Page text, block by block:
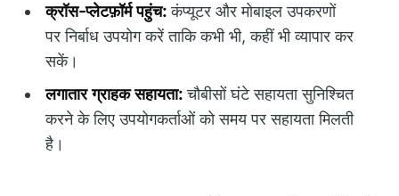
क्रॉस-प्लेटफ़ॉर्म पहुंच:कंप्यूटर और मोबाइल उपकरणों
पर निर्बाध उपयोग करें ताकि कभी भी, कहीं भी व्यापार कर
सकें।
लगातार ग्राहक सहायता:चौबीसों घंटे सहायता सुनिश्चित
करने के लिए उपयोगकर्ताओं को समय पर सहायता मिलती
है।